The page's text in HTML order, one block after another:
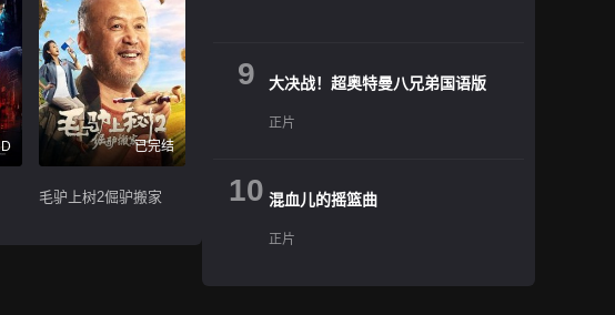
已完结
毛驴上树2倔驴搬家
9 大决战！超奥特曼八兄弟国语版
正片
10 混血儿的摇篮曲
正片